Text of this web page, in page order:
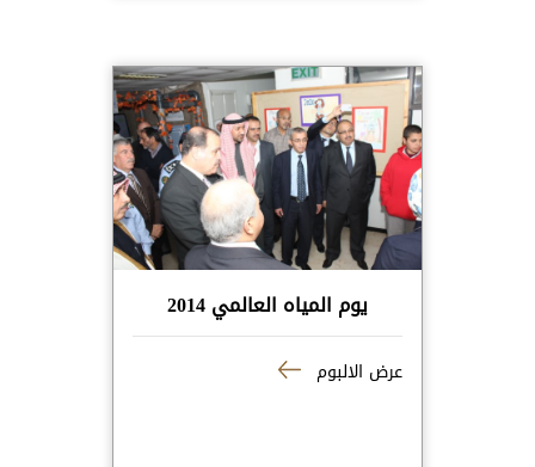
يوم المياه العالمي 2014
عرض الالبوم